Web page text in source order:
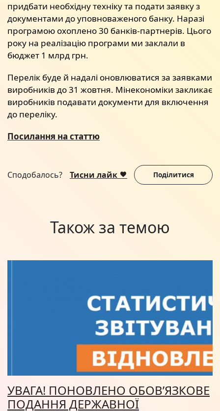
придбати необхідну техніку та подати заявку з
документами до уповноваженого банку. Наразі
програмою охоплено 30 банків-партнерів. Цього
року на реалізацію програми ми заклали в
бюджет 1 млрд грн.
Перелік буде й надалі оновлюватися за заявками
виробників до 31 жовтня. Мінекономіки закликає
виробників подавати документи для включення
до переліку.
Посилання на статтю
Сподобалось? Тисни лайк Поділитися
Також за темою
УВАГА! ПОНОВЛЕНО ОБОВ’ЯЗКОВЕ
ПОДАННЯ ДЕРЖАВНОЇ